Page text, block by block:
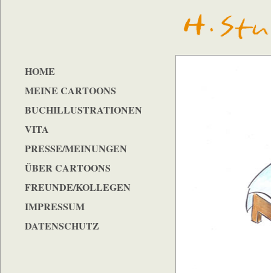
HOME
MEINE CARTOONS
BUCHILLUSTRATIONEN
VITA
PRESSE/MEINUNGEN
ÜBER CARTOONS
FREUNDE/KOLLEGEN
IMPRESSUM
DATENSCHUTZ